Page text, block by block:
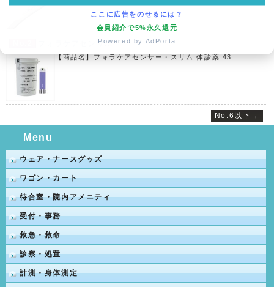
フォラケアセンサ...
【商品名】フォラケアセンサー・スリム 体診薬 43...
No.6以下→
Menu
ウェア・ナースグッズ
ワゴン・カート
待合室・院内アメニティ
受付・事務
救急・救命
診察・処置
計測・身体測定
ここに広告をのせるには？
会員紹介で5%永久還元
Powered by AdPorta